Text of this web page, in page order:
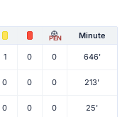
PEN Minute
1 0 0 646'
0 0 0 213'
0 0 0 25'